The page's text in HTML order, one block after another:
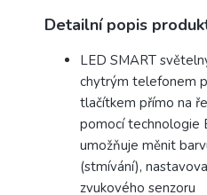
Detailní popis
LED SMART
chytrým telefonem
tlačítkem přímo na
pomocí technologie
umožňuje měnit
(stmívání),
zvukového senzoru